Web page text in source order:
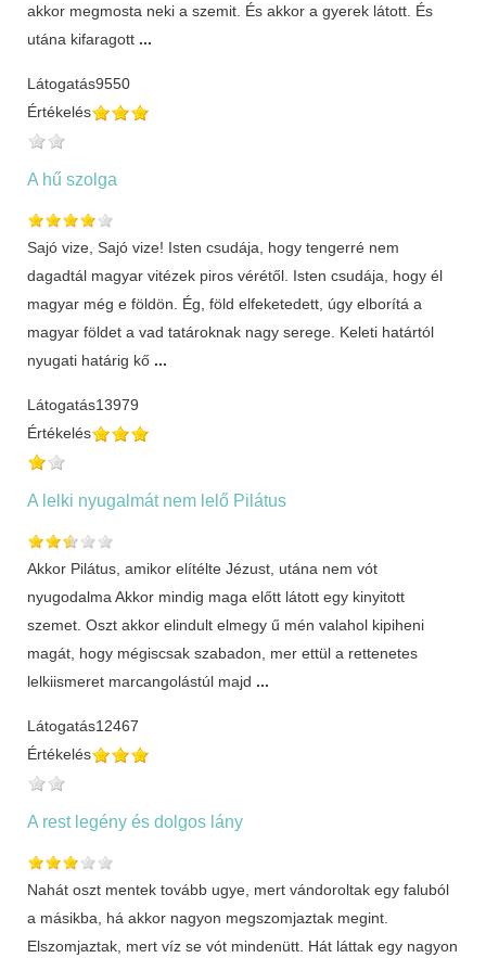
akkor megmosta neki a szemit. És akkor a gyerek látott. És
utána kifaragott ...
Látogatás9550
Értékelés
A hű szolga
Sajó vize, Sajó vize! Isten csudája, hogy tengerré nem
dagadtál magyar vitézek piros vérétől. Isten csudája, hogy él
magyar még e földön. Ég, föld elfeketedett, úgy elborítá a
magyar földet a vad tatároknak nagy serege. Keleti határtól
nyugati határig kő ...
Látogatás13979
Értékelés
A lelki nyugalmát nem lelő Pilátus
Akkor Pilátus, amikor elítélte Jézust, utána nem vót
nyugodalma Akkor mindig maga előtt látott egy kinyitott
szemet. Oszt akkor elindult elmegy ű mén valahol kipiheni
magát, hogy mégiscsak szabadon, mer ettül a rettenetes
lelkiismeret marcangolástúl majd ...
Látogatás12467
Értékelés
A rest legény és dolgos lány
Nahát oszt mentek tovább ugye, mert vándoroltak egy faluból
a másikba, há akkor nagyon megszomjaztak megint.
Elszomjaztak, mert víz se vót mindenütt. Hát láttak egy nagyon